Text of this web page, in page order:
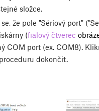
složce.
že pole "Sériový port"
(fialový čtverec
COM port (ex. COM8).
dokončit.